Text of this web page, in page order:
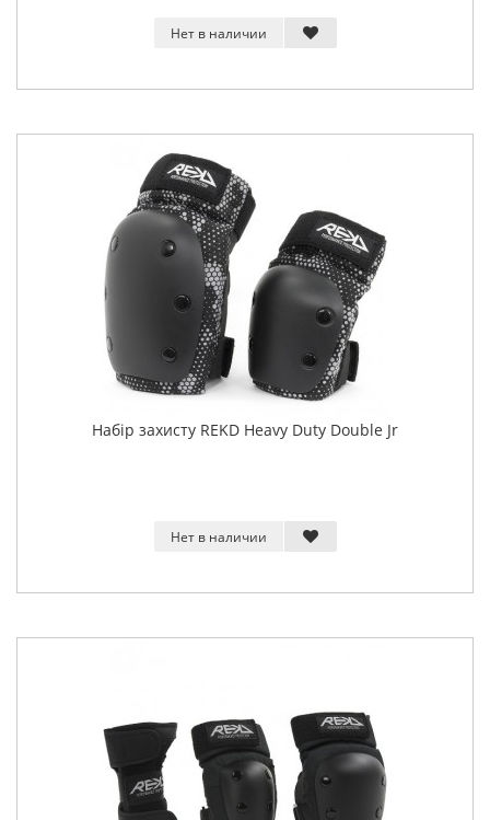
Нет в наличии
Набір захисту REKD Heavy Duty Double Jr
Нет в наличии